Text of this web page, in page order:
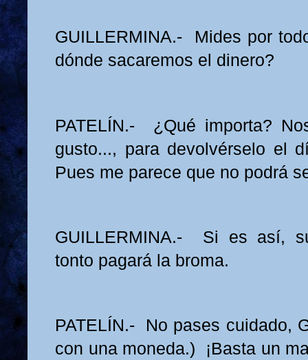
GUILLERMINA.- Mides por
dónde sacaremos el dinero?
PATELÍN.- ¿Qué importa?
gusto..., para devolvérselo el
Pues me parece que no podrá
GUILLERMINA.- Si es así,
tonto pagará la broma.
PATELÍN.- No pases cuidado,
con una moneda.) ¡Basta un